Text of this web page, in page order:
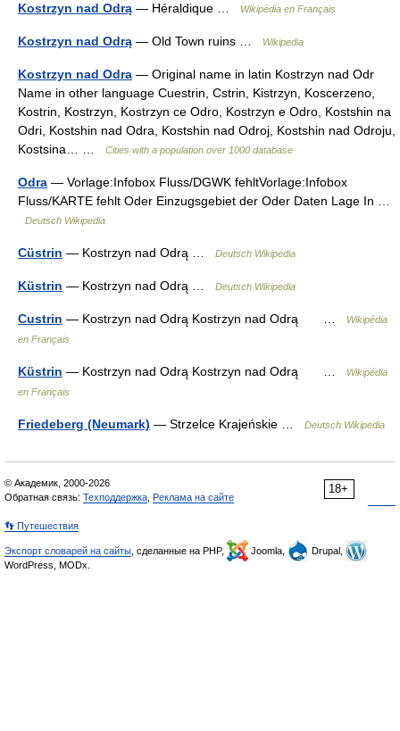
Kostrzyn nad Odrą — Héraldique … Wikipédia en Français
Kostrzyn nad Odrą — Old Town ruins … Wikipedia
Kostrzyn nad Odra — Original name in latin Kostrzyn nad Odr
Name in other language Cuestrin, Cstrin, Kistrzyn, Koscerzeno,
Kostrin, Kostrzyn, Kostrzyn ce Odro, Kostrzyn e Odro, Kostshin na
Odri, Kostshin nad Odra, Kostshin nad Odroj, Kostshin nad Odroju,
Kostsina… …
Cities with a population over 1000 database
Odra — Vorlage:Infobox Fluss/DGWK fehltVorlage:Infobox
Fluss/KARTE fehlt Oder Einzugsgebiet der Oder Daten Lage In …
Deutsch Wikipedia
Cüstrin — Kostrzyn nad Odrą … Deutsch Wikipedia
Küstrin — Kostrzyn nad Odrą … Deutsch Wikipedia
Custrin — Kostrzyn nad Odrą Kostrzyn nad Odrą …
Wikipédia
en Français
Küstrin — Kostrzyn nad Odrą Kostrzyn nad Odrą …
Wikipédia
en Français
Friedeberg (Neumark) — Strzelce Krajeńskie … Deutsch Wikipedia
18+
© Академик, 2000-2026
Обратная связь: Техподдержка Реклама на сайте
👣 Путешествия
Экспорт словарей на сайты , сделанные на PHP, Joomla,
Drupal,
WordPress, MODx.